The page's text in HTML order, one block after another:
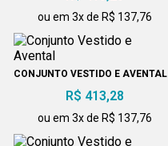
ou em 3x de R$ 137,76
CONJUNTO VESTIDO E AVENTAL
R$ 413,28
ou em 3x de R$ 137,76